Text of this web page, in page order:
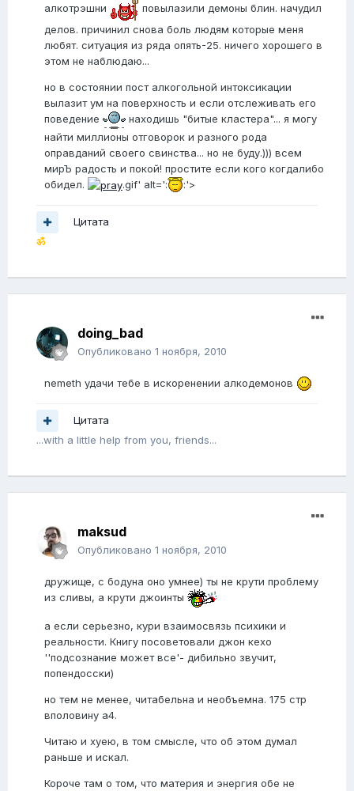
алкотрэшни
повылазили демоны блин. начудил
делов. причинил снова боль людям которые меня
любят. ситуация из ряда опять-25. ничего хорошего в
этом не наблюдаю...
но в состоянии пост алкогольной интоксикации
вылазит ум на поверхность и если отслеживать его
поведение
находишь "битые кластера"... я могу
найти миллионы отговорок и разного рода
оправданий своего свинства... но не буду.))) всем
мирЪ радость и покой! простите если кого когдалибо
обидел.
.gif' alt=': :'>
Цитата
ॐ
doing_bad
Опубликовано 1 ноября, 2010
nemeth удачи тебе в искоренении алкодемонов
Цитата
...with a little help from you, friends...
maksud
Опубликовано 1 ноября, 2010
дружище, с бодуна оно умнее) ты не крути проблему
из сливы, а крути джоинты
а если серьезно, кури взаимосвязь психики и
реальности. Книгу посоветовали джон кехо
''подсознание может все'- дибильно звучит,
попендосски)
но тем не менее, читабельна и необъемна. 175 стр
вполовину а4.
Читаю и хуею, в том смысле, что об этом думал
раньше и искал.
Короче там о том, что материя и энергия обе не